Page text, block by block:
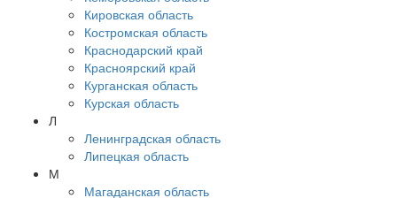
Кировская область
Костромская область
Краснодарский край
Красноярский край
Курганская область
Курская область
Л
Ленинградская область
Липецкая область
М
Магаданская область